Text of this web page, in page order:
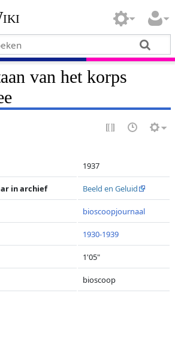
van het korps
1937
in archief Beeld en Geluid
bioscoopjournaal
1930-1939
1'05"
bioscoop